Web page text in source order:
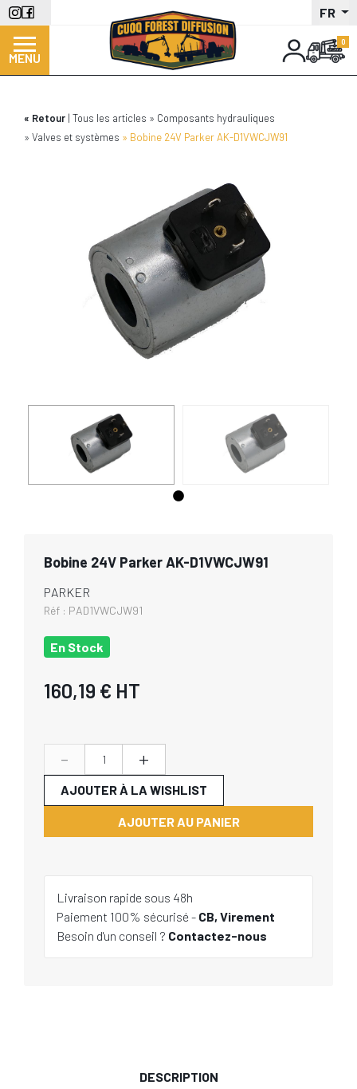
Aller
au
contenu
principal
FR
MENU
Retour Tous les articles
Composants hydrauliques
Valves et systèmes
Bobine 24V Parker AK-D1VWCJW91
Bobine 24V Parker AK-D1VWCJW91
PARKER
Réf : PAD1VWCJW91
En Stock
160,19 € HT
- +
AJOUTER AU PANIER
AJOUTER À LA WISHLIST
Livraison rapide sous 48h
Paiement 100% sécurisé - CB, Virement
Besoin d'un conseil ? Contactez-nous
DESCRIPTION